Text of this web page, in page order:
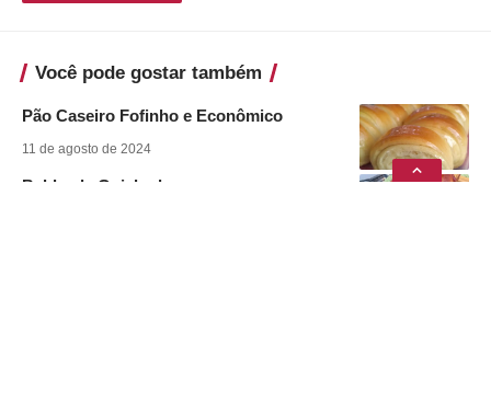
Você pode gostar também
Pão Caseiro Fofinho e Econômico
11 de agosto de 2024
Babka de Goiabada